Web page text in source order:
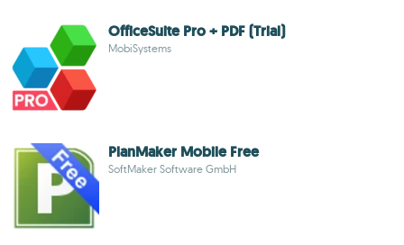
OfficeSuite Pro + PDF (Trial)
MobiSystems
PlanMaker Mobile Free
SoftMaker Software GmbH